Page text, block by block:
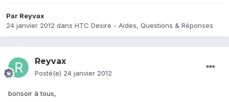
Par Reyvax
24 janvier 2012 dans HTC Desire - Aides, Questions & Réponses
Reyvax
Posté(e) 24 janvier 2012
bonsoir à tous,